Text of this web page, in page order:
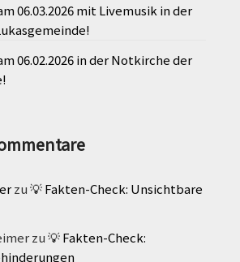
06.03.2026 mit Livemusik in der
06.02.2026 in der Notkirche der
zu💡 Fakten-Check: Unsichtbare
zu💡 Fakten-Check: